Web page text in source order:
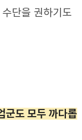
단을 권하기도
군도 모두 까다롭